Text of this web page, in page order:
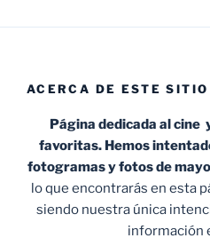
ACERCA DE ESTE SITIO
Página dedicada al
favoritas. Hemos
fotogramas y fotos de
lo que encontrarás en esta
siendo nuestra única
información